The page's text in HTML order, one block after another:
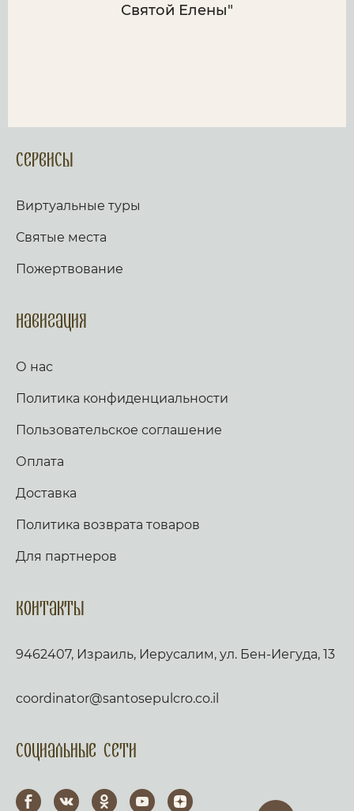
Святой Елены"
Сервисы
Виртуальные туры
Святые места
Пожертвование
Навигация
О нас
Политика конфиденциальности
Пользовательское соглашение
Оплата
Доставка
Политика возврата товаров
Для партнеров
Контакты
9462407, Израиль, Иерусалим, ул. Бен-Иегуда, 13
coordinator@santosepulcro.co.il
Социальные сети